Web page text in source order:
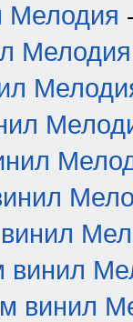
Мелодия
Мелодия
винил
винил